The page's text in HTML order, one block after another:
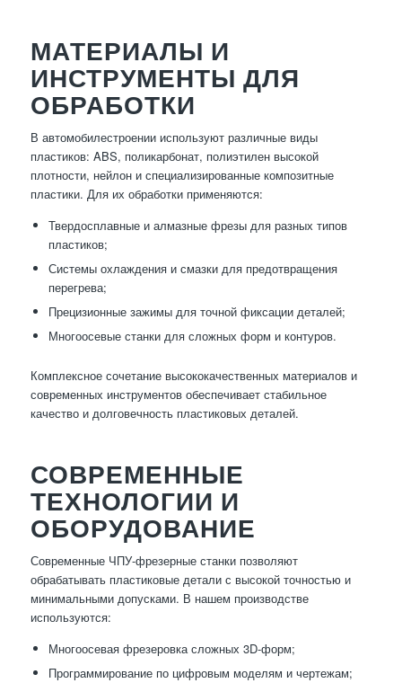
МАТЕРИАЛЫ И
ИНСТРУМЕНТЫ ДЛЯ
ОБРАБОТКИ
В автомобилестроении используют различные виды
пластиков: ABS, поликарбонат, полиэтилен высокой
плотности, нейлон и специализированные композитные
пластики. Для их обработки применяются:
Твердосплавные и алмазные фрезы для разных типов
пластиков;
Системы охлаждения и смазки для предотвращения
перегрева;
Прецизионные зажимы для точной фиксации деталей;
Многоосевые станки для сложных форм и контуров.
Комплексное сочетание высококачественных материалов и
современных инструментов обеспечивает стабильное
качество и долговечность пластиковых деталей.
СОВРЕМЕННЫЕ
ТЕХНОЛОГИИ И
ОБОРУДОВАНИЕ
Современные ЧПУ-фрезерные станки позволяют
обрабатывать пластиковые детали с высокой точностью и
минимальными допусками. В нашем производстве
используются:
Многоосевая фрезеровка сложных 3D-форм;
Программирование по цифровым моделям и чертежам;